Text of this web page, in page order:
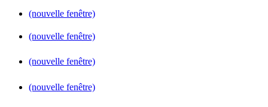
(nouvelle fenêtre)
(nouvelle fenêtre)
(nouvelle fenêtre)
(nouvelle fenêtre)